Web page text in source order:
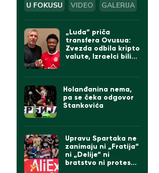
U FOKUSU VIDEO GALERIJA
„Luda“ priča
transfera Ovusua:
Zvezda odbila kripto
valute, Izraelci bili
Holanđanina nema,
pa se čeka odgovor
Stankovića
Upravu Spartaka ne
zanimaju ni „Fratija“
ni „Delije“ ni
bratstvo ni protesti: